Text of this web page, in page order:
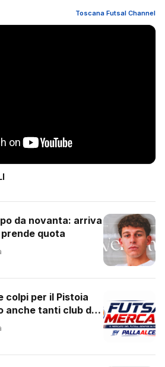
Toscana Futsal Channel
da novanta: arriva
quota
colpi per il Pistoia
anche tanti club del